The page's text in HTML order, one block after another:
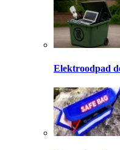
Elektroodpad